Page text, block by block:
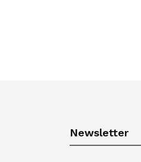
Newsletter